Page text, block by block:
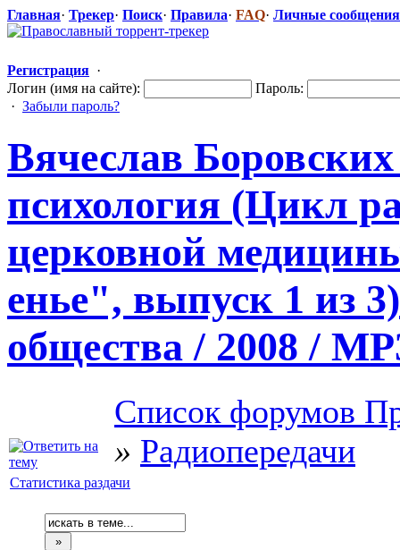
Главная· Трекер· Поиск· Правила· FAQ· Личные сообщения
Регистрация ·
Логин (имя на сайте):
Пароль:
· Забыли пароль?
Вячеслав
психология (Цикл
церковной
енье", выпуск 1 из
общества / 2008 /
Список форумов
» Радиопередачи
Статистика раздачи